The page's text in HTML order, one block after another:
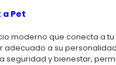
a Pet
moderno que conecta a
adecuado a su
seguridad y bienestar,